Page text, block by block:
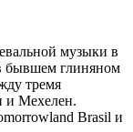
музыки в
бывшем глиняном
тремя
и Мехелен.
Brasil и